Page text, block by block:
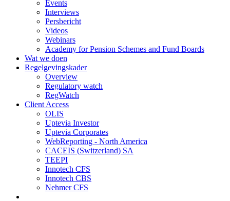
Events
Interviews
Persbericht
Videos
Webinars
Academy for Pension Schemes and Fund Boards
Wat we doen
Regelgevingskader
Overview
Regulatory watch
RegWatch
Client Access
OLIS
Uptevia Investor
Uptevia Corporates
WebReporting - North America
CACEIS (Switzerland) SA
TEEPI
Innotech CFS
Innotech CBS
Nehmer CFS